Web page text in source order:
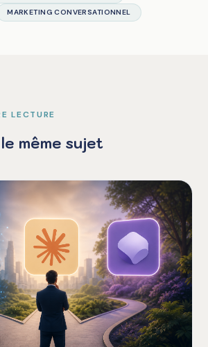
MARKETING CONVERSATIONNEL
LECTURE
même sujet